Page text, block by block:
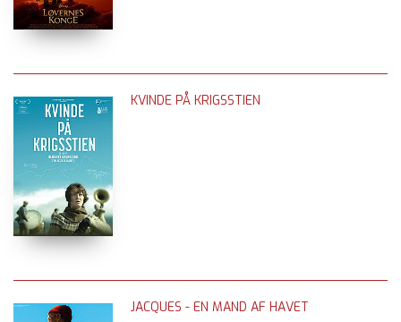
KVINDE PÅ KRIGSSTIEN
JACQUES - EN MAND AF HAVET